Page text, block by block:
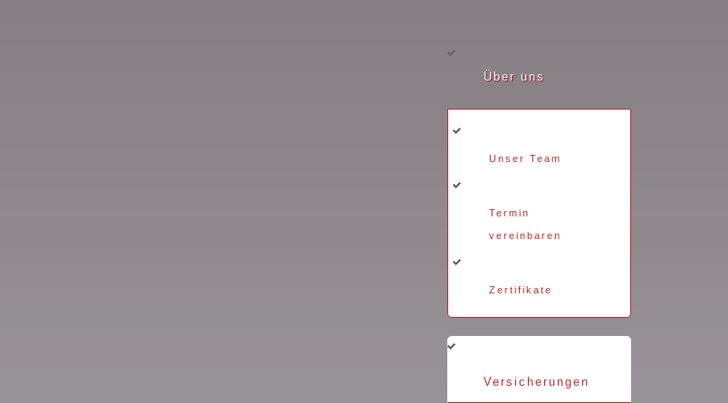
Über uns
Unser Team
Termin
vereinbaren
Zertifikate
Versicherungen